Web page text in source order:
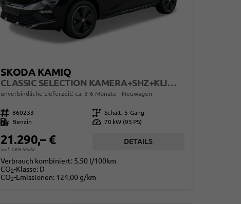
SKODA KAMIQ
CLASSIC SELECTION KAMERA+SHZ+KLIMA+TEMPOMAT+LED+16" LM
unverbindliche Lieferzeit: ca. 3-6 Monate Neuwagen
Fahrzeugnr. 860233 Getriebe Schalt. 5-Gang
Kraftstoff
Benzin Leistung 70 kW (95 PS)
21.290,– €
incl. 19% MwSt.
DETAILS
Verbrauch kombiniert: 5,50 l/100km
CO2-Klasse: D
CO2-Emissionen: 124,00 g/km